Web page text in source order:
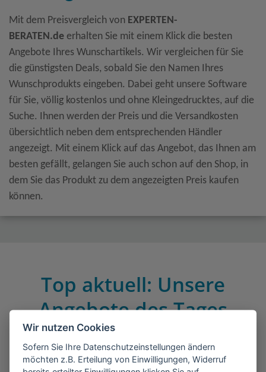
Mit dem Preisvergleich von EXPERTEN-
BERATEN.de erhalten Sie mit einem Klick die besten
Angebote Ihres Wunschartikels. Wir vergleichen für Sie
die günstigsten Deals, sobald Sie den Namen Ihres
Wunschprodukts eingeben. Dabei geht unsere Software
für Sie, völlig kostenlos und ohne Kleingedrucktes, auf die
Suche. Ihnen werden der Preis und die Versandkosten
übersichtlich neben dem entsprechenden Händler
angezeigt. Mit einem Klick auf das Angebot, das Ihnen am
besten gefällt, gelangen Sie auch schon auf den Shop, in
dem Sie das Produkt zu dem angezeigten Preis kaufen
können.
Top aktuell: Unsere
Angebote des Tages
Previous
Wir nutzen Cookies
Sofern Sie Ihre Datenschutzeinstellungen ändern
möchten z.B. Erteilung von Einwilligungen, Widerruf